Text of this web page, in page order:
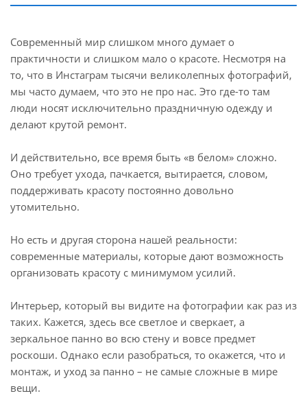
Современный мир слишком много думает о
практичности и слишком мало о красоте. Несмотря на
то, что в Инстаграм тысячи великолепных фотографий,
мы часто думаем, что это не про нас. Это где-то там
люди носят исключительно праздничную одежду и
делают крутой ремонт.
И действительно, все время быть «в белом» сложно.
Оно требует ухода, пачкается, вытирается, словом,
поддерживать красоту постоянно довольно
утомительно.
Но есть и другая сторона нашей реальности:
современные материалы, которые дают возможность
организовать красоту с минимумом усилий.
Интерьер, который вы видите на фотографии как раз из
таких. Кажется, здесь все светлое и сверкает, а
зеркальное панно во всю стену и вовсе предмет
роскоши. Однако если разобраться, то окажется, что и
монтаж, и уход за панно – не самые сложные в мире
вещи.